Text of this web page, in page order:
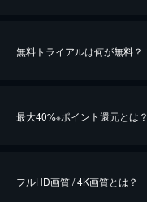
無料トライアルは何が無料？
最大40%※ポイント還元とは？
フルHD画質 / 4K画質とは？